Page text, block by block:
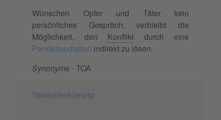
Wünschen Opfer und Täter kein
persönliches Gespräch, verbleibt die
Möglichkeit, den Konflikt durch eine
Pendelmediation indirekt zu lösen.
Synonyme - TOA
Tatsachenklärung